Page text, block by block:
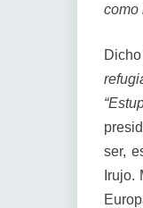
como
ser,